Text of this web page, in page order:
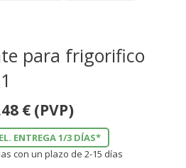
para frigorifico
€ (PVP)
ENTREGA 1/3 DÍAS*
con un plazo de 2-15 días